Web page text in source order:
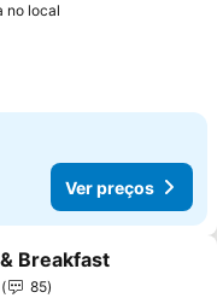
no local
Ver preços
aos favoritos
Breakfast
85